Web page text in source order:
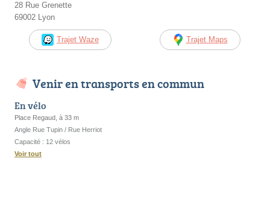
28 Rue Grenette
69002 Lyon
Trajet Waze Trajet Maps
Venir en transports en commun
En vélo
Place Regaud, à 33 m
Angle Rue Tupin / Rue Herriot
Capacité : 12 vélos
Voir tout